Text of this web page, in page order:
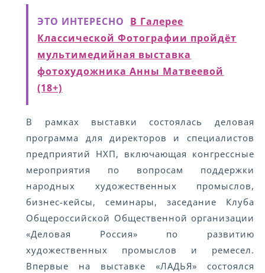
ЭТО ИНТЕРЕСНО В Галерее
Классической Фотографии пройдёт
мультимедийная выставка
фотохудожника Анны Матвеевой
(18+)
В рамках выставки состоялась деловая
программа для директоров и специалистов
предприятий НХП, включающая конгрессные
мероприятия по вопросам поддержки
народных художественных промыслов,
бизнес-кейсы, семинары, заседание Клуба
Общероссийской Общественной организации
«Деловая Россия» по развитию
художественных промыслов и ремесел.
Впервые на выставке «ЛАДЬЯ» состоялся